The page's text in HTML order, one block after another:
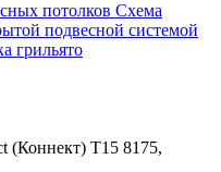
потолков Схема
подвесной системой
грильято
(Коннект) T15 8175,